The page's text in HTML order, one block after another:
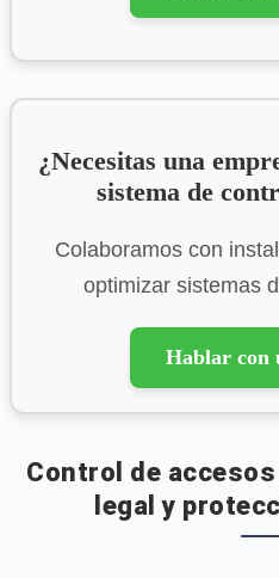
¿Necesitas una
sistema de
Colaboramos con
optimizar sistemas
Hablar con
Control de
legal y